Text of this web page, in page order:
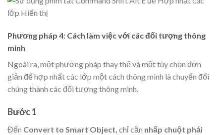
Phương pháp 4: Cách làm việc với các đối tượng thông
minh
Ngoài ra, một phương pháp thay thế và một tùy chọn đơn
giản để hợp nhất các lớp một cách thông minh là chuyển đổi
chúng thành các đối tượng thông minh.
Bước 1
Đến Convert to Smart Object, chỉ cần nhấp chuột phải